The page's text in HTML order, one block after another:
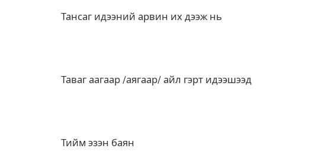
Тансаг идээний арвин их дээж нь
Таваг аагаар /аягаар/ айл гэрт идээшээд
Тийм эзэн баян